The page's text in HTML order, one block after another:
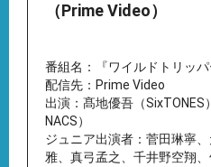
（Prime Video）
番組名：『ワイルドトリッパ
配信先：Prime Video
出演：髙地優吾（SixTONES
NACS）
ジュニア出演者：菅⽥琳寧
雅、真⼸孟之、千井野空翔